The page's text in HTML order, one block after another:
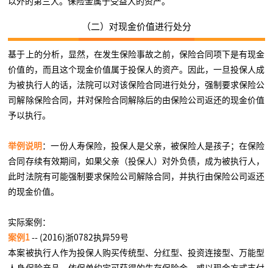
（二）对现金价值进行处分
基于上的分析，显然，在发生保险事故之前，保险合同项下是有现金
价值的，而且这个现金价值属于投保人的资产。因此，一旦投保人成
为被执行人的话，法院可以对该保险合同进行处分，强制要求保险公
司解除保险合同，并对保险合同解除后的由保险公司返还的现金价值
予以执行。
举例说明 ：一份人寿保险，投保人是父亲，被保险人是孩子；在保险
合同存续有效期间，如果父亲（投保人）对外负债，成为被执行人，
此时法院有可能强制要求保险公司解除合同，并执行由保险公司返还
的现金价值。
实际案例：
案例1 -- (2016)浙0782执异59号
本案被执行人作为投保人购买传统型、分红型、投资连接型、万能型